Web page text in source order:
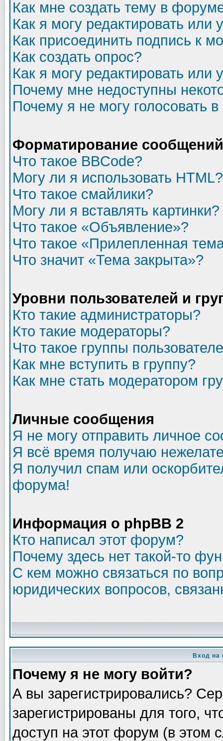
Как мне создать тему в
Как я могу редактировать или
Как присоединить подпись к
Как создать опрос?
Как я могу редактировать или
Почему мне недоступны
Почему я не могу голосовать
Форматирование
Что такое BBCode?
Могу ли я использовать HTML?
Что такое смайлики?
Могу ли я вставлять картинки?
Что такое «Объявление»?
Что такое «Прилепленная
Что значит «Тема закрыта»?
Уровни пользователей и
Кто такие администраторы?
Кто такие модераторы?
Что такое группы
Как мне вступить в группу?
Как мне стать модератором
Личные сообщения
Я не могу отправить личное
Я всё время получаю
Я получил спам или
форума!
Информация о phpBB 2
Кто написал этот форум?
Почему здесь нет такой-то
С кем можно связаться по
юридических вопросов,
Вход на
Почему я не могу войти?
А вы зарегистрировались?
зарегистрированы для того,
доступ на этот форум (в этом